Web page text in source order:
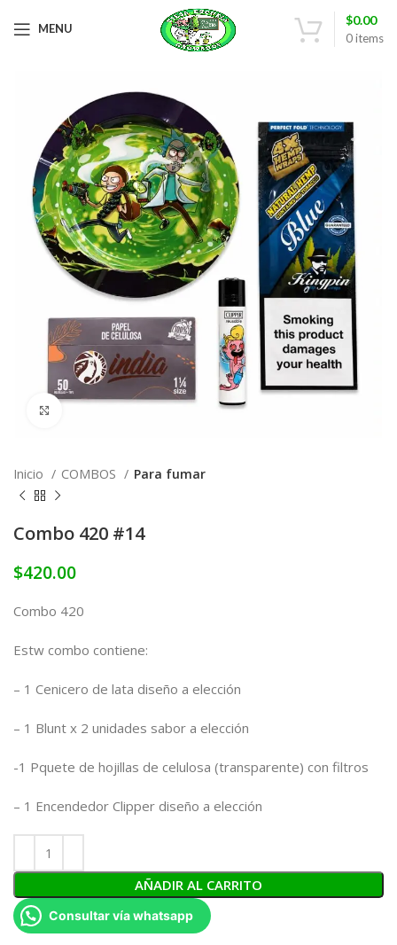
MENU
0items
$0.00
Inicio COMBOS Para fumar
Combo 420 #14
$420.00
Combo 420
Estw combo contiene:
– 1 Cenicero de lata diseño a elección
– 1 Blunt x 2 unidades sabor a elección
-1 Pquete de hojillas de celulosa (transparente) con filtros
– 1 Encendedor Clipper diseño a elección
AÑADIR AL CARRITO
Consultar vía whatsapp